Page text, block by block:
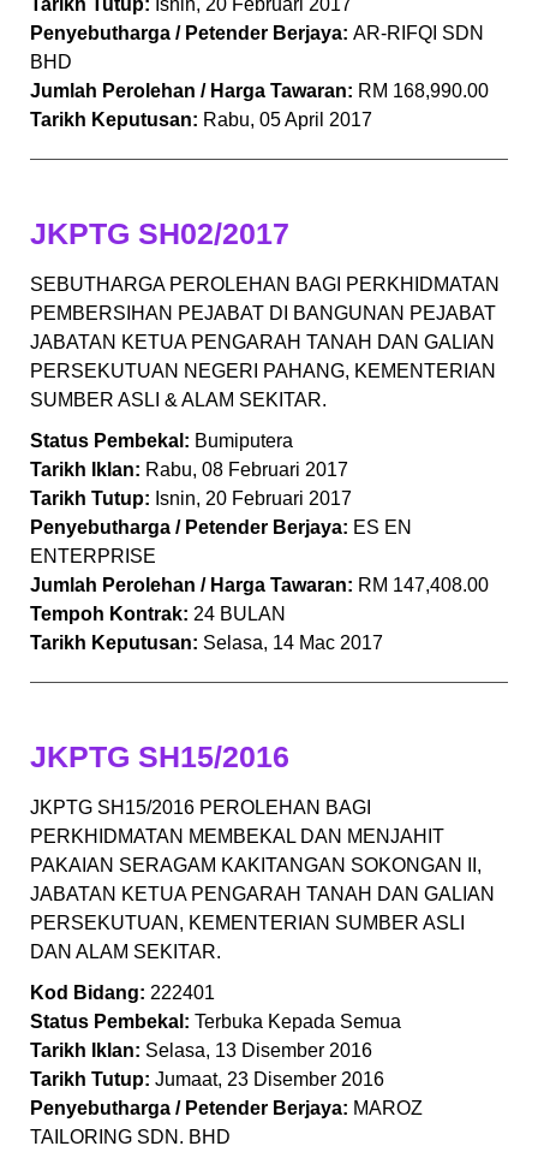
Tarikh Tutup: Isnin, 20 Februari 2017
Penyebutharga / Petender Berjaya: AR-RIFQI SDN
BHD
Jumlah Perolehan / Harga Tawaran: RM 168,990.00
Tarikh Keputusan: Rabu, 05 April 2017
JKPTG SH02/2017
SEBUTHARGA PEROLEHAN BAGI PERKHIDMATAN
PEMBERSIHAN PEJABAT DI BANGUNAN PEJABAT
JABATAN KETUA PENGARAH TANAH DAN GALIAN
PERSEKUTUAN NEGERI PAHANG, KEMENTERIAN
SUMBER ASLI & ALAM SEKITAR.
Status Pembekal: Bumiputera
Tarikh Iklan: Rabu, 08 Februari 2017
Tarikh Tutup: Isnin, 20 Februari 2017
Penyebutharga / Petender Berjaya: ES EN
ENTERPRISE
Jumlah Perolehan / Harga Tawaran: RM 147,408.00
Tempoh Kontrak: 24 BULAN
Tarikh Keputusan: Selasa, 14 Mac 2017
JKPTG SH15/2016
JKPTG SH15/2016 PEROLEHAN BAGI
PERKHIDMATAN MEMBEKAL DAN MENJAHIT
PAKAIAN SERAGAM KAKITANGAN SOKONGAN II,
JABATAN KETUA PENGARAH TANAH DAN GALIAN
PERSEKUTUAN, KEMENTERIAN SUMBER ASLI
DAN ALAM SEKITAR.
Kod Bidang: 222401
Status Pembekal: Terbuka Kepada Semua
Tarikh Iklan: Selasa, 13 Disember 2016
Tarikh Tutup: Jumaat, 23 Disember 2016
Penyebutharga / Petender Berjaya: MAROZ
TAILORING SDN. BHD